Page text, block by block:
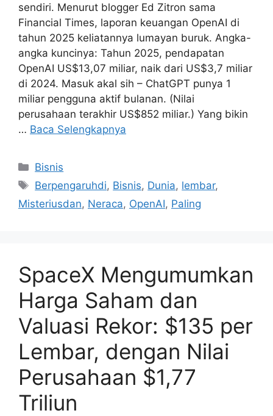
sendiri. Menurut blogger Ed Zitron sama
Financial Times, laporan keuangan OpenAI di
tahun 2025 keliatannya lumayan buruk. Angka-
angka kuncinya: Tahun 2025, pendapatan
OpenAI US$13,07 miliar, naik dari US$3,7 miliar
di 2024. Masuk akal sih – ChatGPT punya 1
miliar pengguna aktif bulanan. (Nilai
perusahaan terakhir US$852 miliar.) Yang bikin
… Baca Selengkapnya
Kategori
Bisnis
Tag
Berpengaruhdi, Bisnis, Dunia, lembar,
Misteriusdan, Neraca, OpenAI, Paling
SpaceX Mengumumkan
Harga Saham dan
Valuasi Rekor: $135 per
Lembar, dengan Nilai
Perusahaan $1,77
Triliun